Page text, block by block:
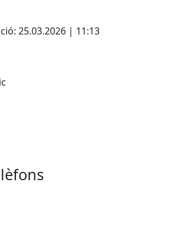
25.03.2026 | 11:13